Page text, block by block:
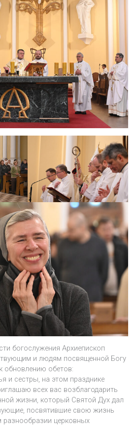
богослужения Архиепископ
и людям посвященной Богу
обновлению обетов:
и сестры, на этом празднике
всех вас возблагодарить
жизни, который Святой Дух дал
посвятившие свою жизнь
разнообразии церковных